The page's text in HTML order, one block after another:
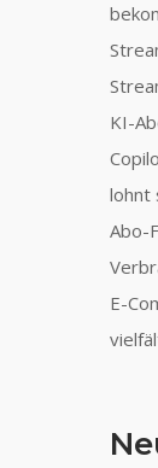
KI-
lohnt
Abo-
E-